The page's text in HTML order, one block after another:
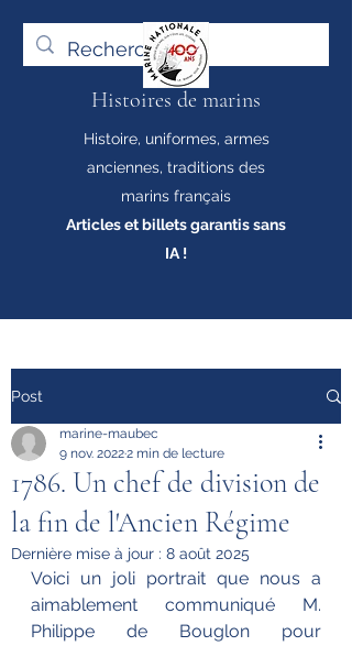
Histoires de marins
Histoire, uniformes, armes
anciennes, traditions des
marins français
Articles et billets garantis sans
IA !
Post
1786. Un chef de division de
la fin de l'Ancien Régime
marine-maubec
9 nov. 20222 min de lecture
Dernière mise à jour : 8 août 2025
Voici un joli portrait que nous a
aimablement communiqué M.
Philippe de Bouglon pour